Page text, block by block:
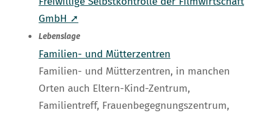
GmbH ➚
Lebenslage
Familien- und Mütterzentren
Familien- und Mütterzentren, in manchen
Orten auch Eltern-Kind-Zentrum,
Familientreff, Frauenbegegnungszentrum,